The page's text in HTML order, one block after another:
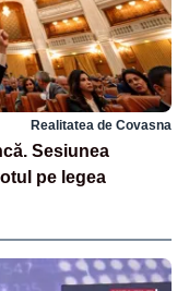
Realitatea de Covasna
Sesiunea
pe legea